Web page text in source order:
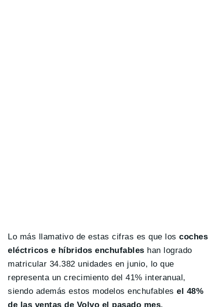
Lo más llamativo de estas cifras es que loscoches
eléctricos e híbridos enchufables han logrado
matricular 34.382 unidades en junio, lo que
representa un crecimiento del 41% interanual,
siendo además estos modelos enchufables el 48%
de las ventas de Volvo el pasado mes.